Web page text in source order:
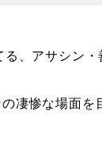
、アサシン・
凄惨な場面を